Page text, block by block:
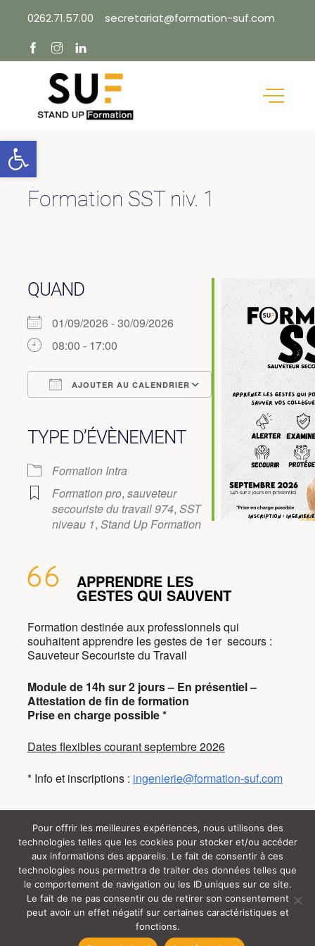
content
0262.71.57.00 secretariat@formation-suf.com
Formation SST niv. 1
QUAND
01/09/2026 - 30/09/2026
08:00 - 17:00
AJOUTER AU CALENDRIER
Outlook Live
TYPE D’ÉVÈNEMENT
Formation Intra
Formation pro, sauveteur
secouriste du travail 974, SST
niveau 1, Stand Up Formation
APPRENDRE LES
GESTES QUI SAUVENT
Formation destinée aux professionnels qui
souhaitent apprendre les gestes de 1er secours :
Sauveteur Secouriste du Travail
Module de 14h sur 2 jours – En présentiel –
Attestation de fin de formation
Prise en charge possible *
Dates flexibles courant septembre 2026
* Info et inscriptions : ingenierie@formation-suf.com
Tous droits réservés (c) SUF (y) 2024 |
Rgpd Mentions Légales
S’Inscrire
Certificat Qualiopi
Ouvrir la barre d’outils
Pour offrir les meilleures expériences, nous utilisons des
technologies telles que les cookies pour stocker et/ou accéder
aux informations des appareils. Le fait de consentir à ces
technologies nous permettra de traiter des données telles que
le comportement de navigation ou les ID uniques sur ce site.
Le fait de ne pas consentir ou de retirer son consentement
peut avoir un effet négatif sur certaines caractéristiques et
fonctions.